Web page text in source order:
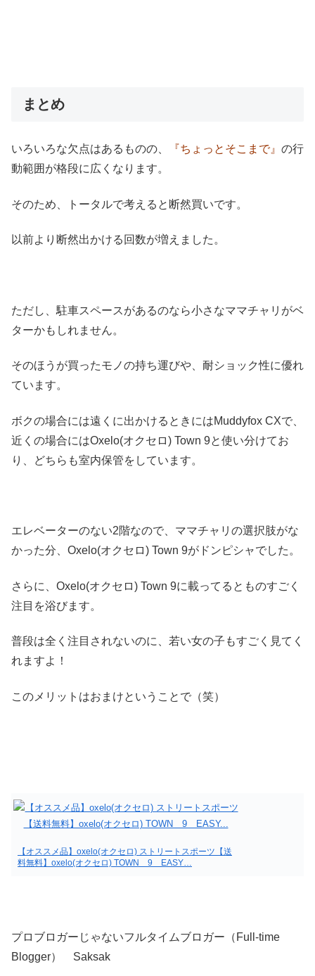
まとめ
いろいろな欠点はあるものの、 『ちょっとそこまで』 の行
動範囲が格段に広くなります。
そのため、トータルで考えると断然買いです。
以前より断然出かける回数が増えました。
ただし、駐車スペースがあるのなら小さなママチャリがベ
ターかもしれません。
そのほうが買ったモノの持ち運びや、耐ショック性に優れ
ています。
ボクの場合には遠くに出かけるときにはMuddyfox CXで、
近くの場合にはOxelo(オクセロ) Town 9と使い分けてお
り、どちらも室内保管をしています。
エレベーターのない2階なので、ママチャリの選択肢がな
かった分、Oxelo(オクセロ) Town 9がドンピシャでした。
さらに、Oxelo(オクセロ) Town 9に載ってるとものすごく
注目を浴びます。
普段は全く注目されないのに、若い女の子もすごく見てく
れますよ！
このメリットはおまけということで（笑）
【オススメ品】oxelo(オクセロ) ストリートスポーツ【送
料無料】oxelo(オクセロ) TOWN 9 EASY…
プロブロガーじゃないフルタイムブロガー（Full-time
Blogger） Saksak